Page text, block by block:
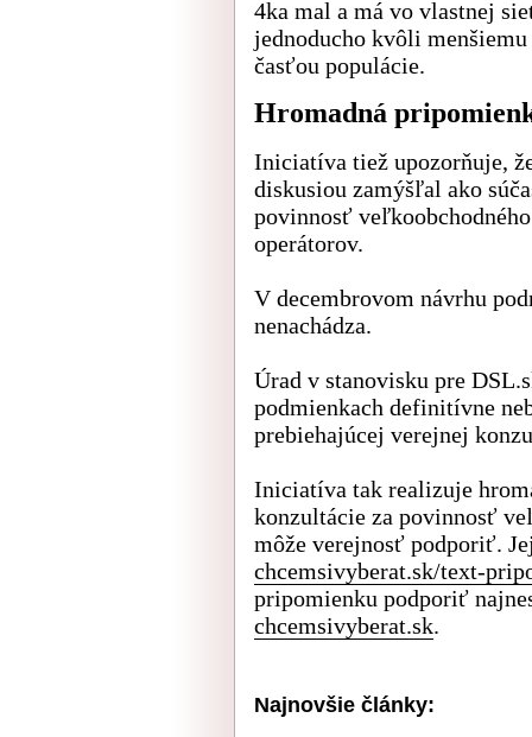
4ka mal a má vo vlastnej
jednoducho kvôli
časťou populácie.
Hromadná
Iniciatíva tiež upozorňuje,
diskusiou zamýšľal ako
povinnosť
operátorov.
V decembrovom návrhu
nenachádza.
Úrad v stanovisku pre
podmienkach definitívne
prebiehajúcej verejnej
Iniciatíva tak realizuje
konzultácie za povinnosť
môže verejnosť podporiť.
chcemsivyberat.sk/text-
pripomienku podporiť
chcemsivyberat.sk.
Najnovšie články: